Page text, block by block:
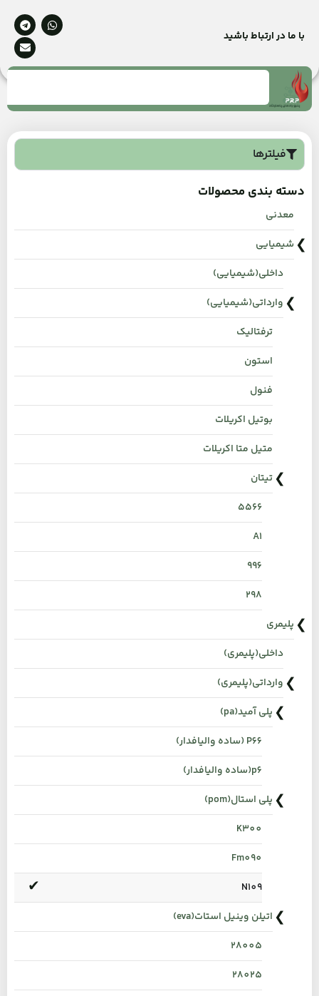
با ما در ارتباط باشید
فیلترها
دسته بندی محصولات
معدنی
شیمیایی
داخلی(شیمیایی)
وارداتی(شیمیایی)
ترفتالیک
استون
فنول
بوتیل اکریلات
متیل متا اکریلات
تیتان
۵۵۶۶
A1
996
298
پلیمری
داخلی(پلیمری)
وارداتی(پلیمری)
پلی آمید(pa)
P66 (ساده والیافدار)
p6(ساده والیافدار)
پلی استال(pom)
K300
Fm090
N109
اتیلن وینیل استات(eva)
28005
28025